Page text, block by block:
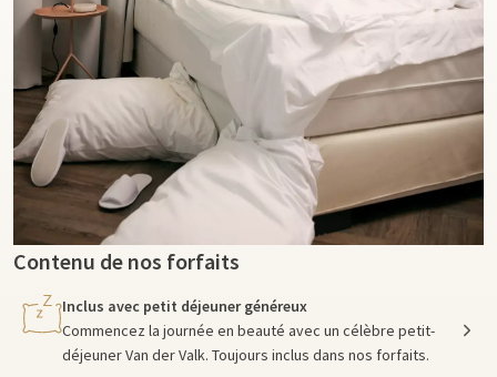
Contenu de nos forfaits
Inclus avec petit déjeuner généreux
Commencez la journée en beauté avec un célèbre petit-
déjeuner Van der Valk. Toujours inclus dans nos forfaits.